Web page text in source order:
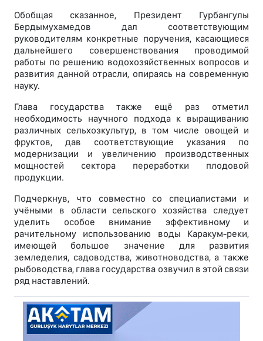
Обобщая сказанное, Президент Гурбангулы
Бердымухамедов дал соответствующим
руководителям конкретные поручения, касающиеся
дальнейшего совершенствования проводимой
работы по решению водохозяйственных вопросов и
развития данной отрасли, опираясь на современную
науку.
Глава государства также ещё раз отметил
необходимость научного подхода к выращиванию
различных сельхозкультур, в том числе овощей и
фруктов, дав соответствующие указания по
модернизации и увеличению производственных
мощностей сектора переработки плодовой
продукции.
Подчеркнув, что совместно со специалистами и
учёными в области сельского хозяйства следует
уделить особое внимание эффективному и
рачительному использованию воды Каракум-реки,
имеющей большое значение для развития
земледелия, садоводства, животноводства, а также
рыбоводства, глава государства озвучил в этой связи
ряд наставлений.